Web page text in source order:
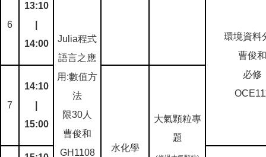
6
13:10
14:00
Julia程式
語言之應
用:數值方
法
限30人
曹俊和
GH1108
環境資料
曹俊和
必修
7
14:10
15:00
水化學
大氣顆粒專
題